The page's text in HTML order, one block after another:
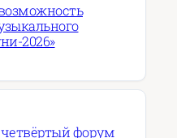
2026»
четвёртый форум